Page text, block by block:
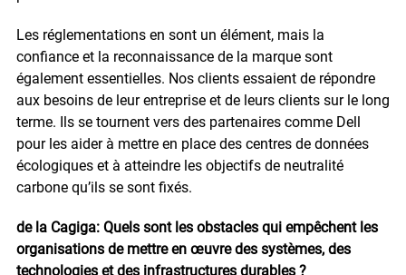
Les réglementations en sont un élément, mais la
confiance et la reconnaissance de la marque sont
également essentielles. Nos clients essaient de répondre
aux besoins de leur entreprise et de leurs clients sur le long
terme. Ils se tournent vers des partenaires comme Dell
pour les aider à mettre en place des centres de données
écologiques et à atteindre les objectifs de neutralité
carbone qu’ils se sont fixés.
de la Cagiga: Quels sont les obstacles qui empêchent les
organisations de mettre en œuvre des systèmes, des
technologies et des infrastructures durables ?